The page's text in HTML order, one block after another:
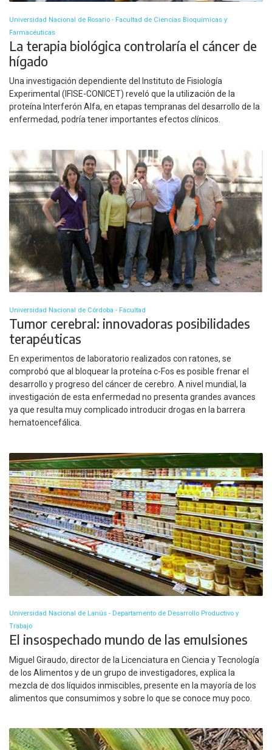
Universidad Nacional de Rosario - Facultad de Ciencias Bioquímicas y
Farmacéuticas
La terapia biológica controlaría el cáncer de
hígado
Una investigación dependiente del Instituto de Fisiología
Experimental (IFISE-CONICET) reveló que la utilización de la
proteína Interferón Alfa, en etapas tempranas del desarrollo de la
enfermedad, podría tener importantes efectos clínicos.
Universidad Nacional de Córdoba - Facultad
Tumor cerebral: innovadoras posibilidades
terapéuticas
En experimentos de laboratorio realizados con ratones, se
comprobó que al bloquear la proteína c-Fos es posible frenar el
desarrollo y progreso del cáncer de cerebro. A nivel mundial, la
investigación de esta enfermedad no presenta grandes avances
ya que resulta muy complicado introducir drogas en la barrera
hematoencefálica.
Universidad Nacional de Lanús - Departamento de Desarrollo Productivo y
Trabajo
El insospechado mundo de las emulsiones
Miguel Giraudo, director de la Licenciatura en Ciencia y Tecnología
de los Alimentos y de un grupo de investigadores, explica la
mezcla de dos líquidos inmiscibles, presente en la mayoría de los
alimentos que consumimos y sobre lo que se conoce muy poco.